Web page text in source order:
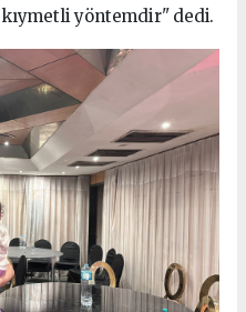
yöntemdir" dedi.